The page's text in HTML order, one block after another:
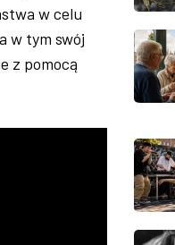
w celu
w tym swój
z pomocą